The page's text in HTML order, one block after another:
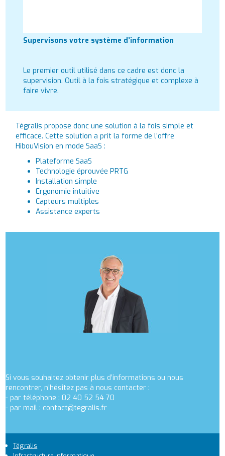
Supervisons votre système d’information
Le premier outil utilisé dans ce cadre est donc la
supervision. Outil à la fois stratégique et complexe à
faire vivre.
Tégralis propose donc une solution à la fois simple et
efficace. Cette solution a prit la forme de l’offre
HibouVision en mode SaaS :
Plateforme SaaS
Technologie éprouvée PRTG
Installation simple
Ergonomie intuitive
Capteurs multiples
Assistance experts
Si vous souhaitez obtenir plus d’informations ou nous
rencontrer, n’hésitez pas à nous contacter :
- par téléphone : 02 40 52 54 70
- par mail : contact@tegralis.fr
Tégralis